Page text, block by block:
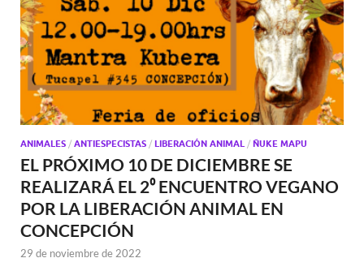
ANIMALES / ANTIESPECISTAS / LIBERACIÓN ANIMAL / ÑUKE MAPU
EL PRÓXIMO 10 DE DICIEMBRE SE
REALIZARÁ EL 2⁰ ENCUENTRO VEGANO
POR LA LIBERACIÓN ANIMAL EN
CONCEPCIÓN
29 de noviembre de 2022